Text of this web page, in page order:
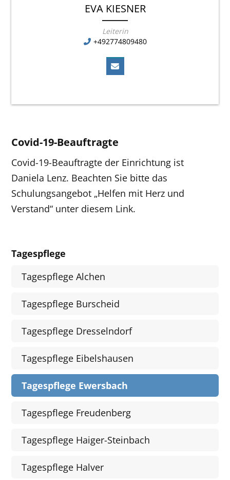
EVA KIESNER
Leiterin
+492774809480
Covid-19-Beauftragte
Covid-19-Beauftragte der Einrichtung ist
Daniela Lenz. Beachten Sie bitte das
Schulungsangebot „Helfen mit Herz und
Verstand“ unter diesem Link.
Tagespflege
Tagespflege Alchen
Tagespflege Burscheid
Tagespflege Dresselndorf
Tagespflege Eibelshausen
Tagespflege Ewersbach
Tagespflege Freudenberg
Tagespflege Haiger-Steinbach
Tagespflege Halver